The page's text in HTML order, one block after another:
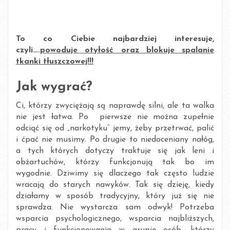
To co Ciebie najbardziej interesuje,
czyli….powoduje otyłość oraz blokuje spalanie
tkanki tłuszczowej!!!
Jak wygrać?
Ci, którzy zwyciężają są naprawdę silni, ale ta walka
nie jest łatwa. Po pierwsze nie można zupełnie
odciąć się od „narkotyku” jemy, żeby przetrwać, palić
i ćpać nie musimy. Po drugie to niedoceniany nałóg,
a tych których dotyczy traktuje się jak leni i
obżartuchów, którzy funkcjonują tak bo im
wygodnie. Dziwimy się dlaczego tak często ludzie
wracają do starych nawyków. Tak się dzieję, kiedy
działamy w sposób tradycyjny, który już się nie
sprawdza. Nie wystarcza sam odwyk! Potrzeba
wsparcia psychologicznego, wsparcia najbliższych,